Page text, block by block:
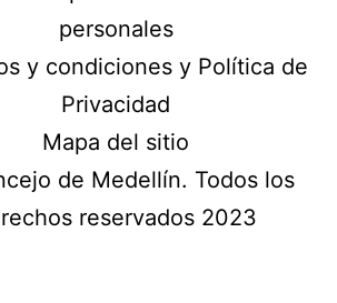
personales
y condiciones y Política de
Privacidad
Mapa del sitio
de Medellín. Todos los
reservados 2023